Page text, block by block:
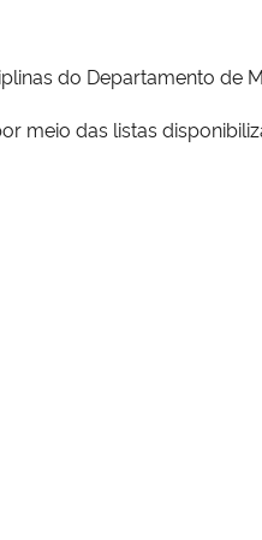
do Departamento de
meio das listas